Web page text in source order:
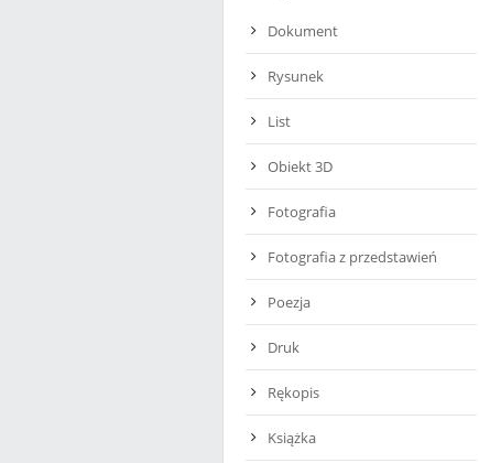
Dokument
Rysunek
List
Obiekt 3D
Fotografia
Fotografia z przedstawień
Poezja
Druk
Rękopis
Książka